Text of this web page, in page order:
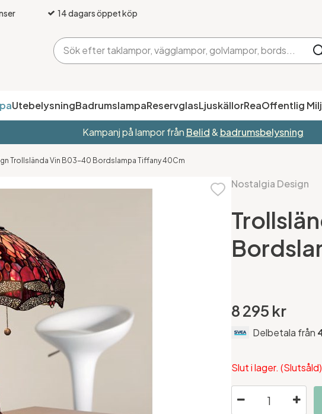
14 dagars öppet köp
UtebelysningBadrumslampaReservglasLjuskällorReaOffentlig
Kampanj på lampor från Belid& badrumsbelysning
Trollslända Vin B03-40 Bordslampa Tiffany 40Cm
Nostalgia Design
8 295 kr
Delbetala från
Slut i lager. (Slutsåld)